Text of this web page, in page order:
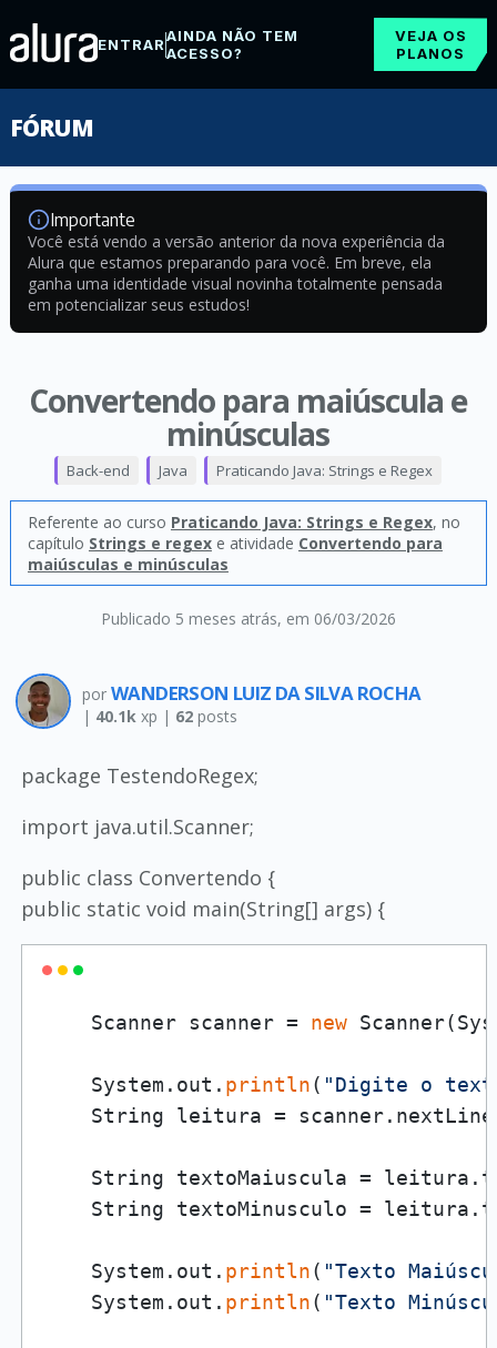
ENTRARAINDA NÃO TEM
ACESSO?
VEJA OS
PLANOS
FÓRUM
Importante
Você está vendo a versão anterior da nova experiência da
Alura que estamos preparando para você. Em breve, ela
ganha uma identidade visual novinha totalmente pensada
em potencializar seus estudos!
Convertendo para maiúscula e
minúsculas
Publicado 5 meses atrás, em 06/03/2026
Back-end Java Praticando Java: Strings e Regex
Referente ao curso Praticando Java: Strings e Regex, no
capítulo Strings e regexe atividade Convertendo para
maiúsculas e minúsculas
por WANDERSON LUIZ DA SILVA ROCHA
| 40.1kxp | 62posts
package TestendoRegex;
import java.util.Scanner;
public class Convertendo {
public static void main(String[] args) {
    Scanner scanner =
new
    System.out.
println( "Digite o
String leitura =
String textoMaiuscula =
String textoMinusculo =
    System.out.
println( "Texto
    System.out.
println( "Texto